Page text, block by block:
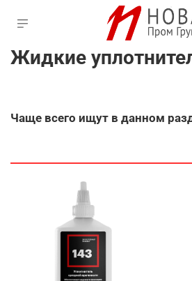
Жидкие
Чаще всего ищут в данном